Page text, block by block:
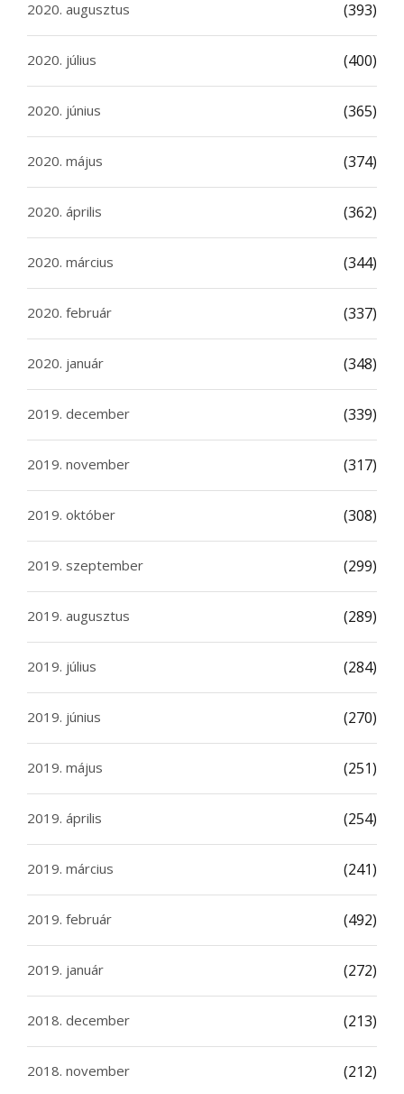
2020. augusztus (393)
2020. július (400)
2020. június (365)
2020. május (374)
2020. április (362)
2020. március (344)
2020. február (337)
2020. január (348)
2019. december (339)
2019. november (317)
2019. október (308)
2019. szeptember (299)
2019. augusztus (289)
2019. július (284)
2019. június (270)
2019. május (251)
2019. április (254)
2019. március (241)
2019. február (492)
2019. január (272)
2018. december (213)
2018. november (212)